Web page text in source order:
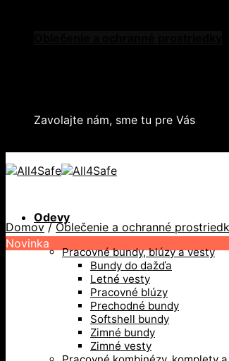
Zavolajte nám, sme tu pre Vás
Odevy
Pracovné bundy, blúzy a vesty
Bundy do dažďa
Letné vesty
Pracovné blúzy
Prechodné bundy
Softshell bundy
Zimné bundy
Zimné vesty
Domov / Oblečenie a ochranné
Novinka